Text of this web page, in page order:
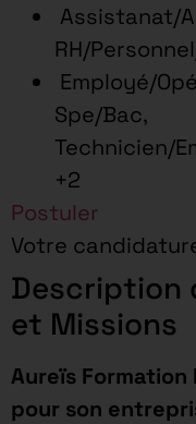
Assistanat/
RH/
Employé/
Spe/Bac,
Technicien/
+2
Postuler
Votre
Description
et Missions
Aureïs Formation
pour son